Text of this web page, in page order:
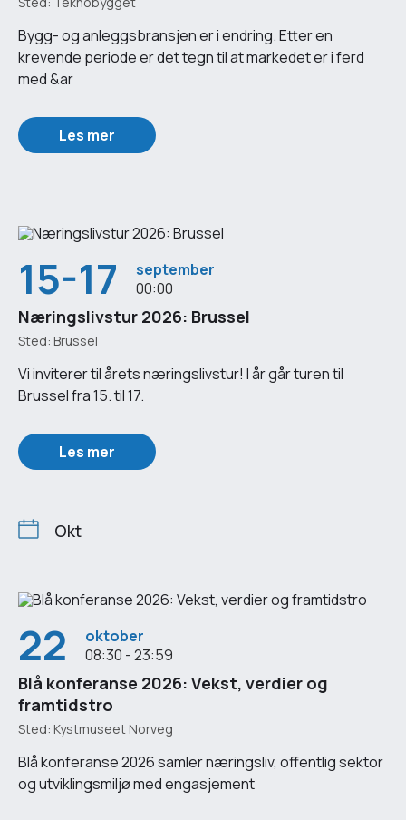
Bygg- og anleggsbransjen er i endring. Etter en
krevende periode er det tegn til at markedet er i ferd
med &ar
Les mer
15-17
september
00:00
Næringslivstur 2026: Brussel
Sted: Brussel
Vi inviterer til årets næringslivstur! I år går turen til
Brussel fra 15. til 17.
Les mer
Okt
22
oktober
08:30 - 23:59
Blå konferanse 2026: Vekst, verdier og
framtidstro
Sted: Kystmuseet Norveg
Blå konferanse 2026 samler næringsliv, offentlig sektor
og utviklingsmiljø med engasjement